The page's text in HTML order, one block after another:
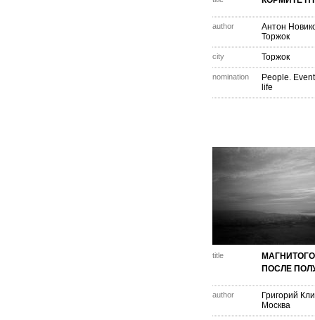
author
Антон
Торжок
city Торжок
nomination
People.
life
title
ПОСЛЕ
author
Григорий
Москва